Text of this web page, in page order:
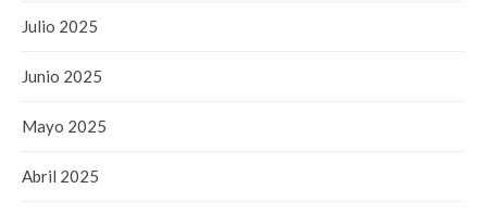
Julio 2025
Junio 2025
Mayo 2025
Abril 2025